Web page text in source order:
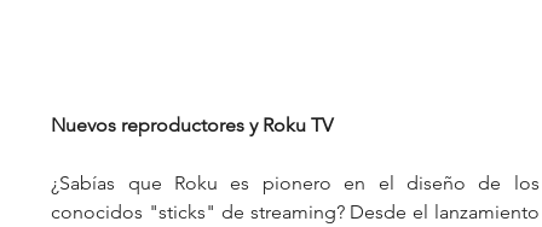
Nuevos reproductores y Roku TV
¿Sabías que Roku es pionero en el diseño de los
conocidos "sticks" de streaming? Desde el lanzamiento